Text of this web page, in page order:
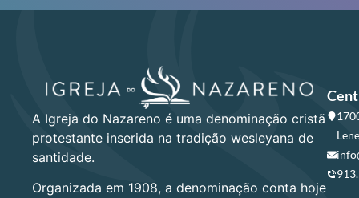
A Igreja do Nazareno é uma denominação cristã
protestante inserida na tradição wesleyana de
santidade.
Organizada em 1908, a denominação conta hoje